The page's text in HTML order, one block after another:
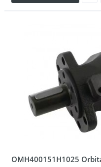
OMH400151H1025